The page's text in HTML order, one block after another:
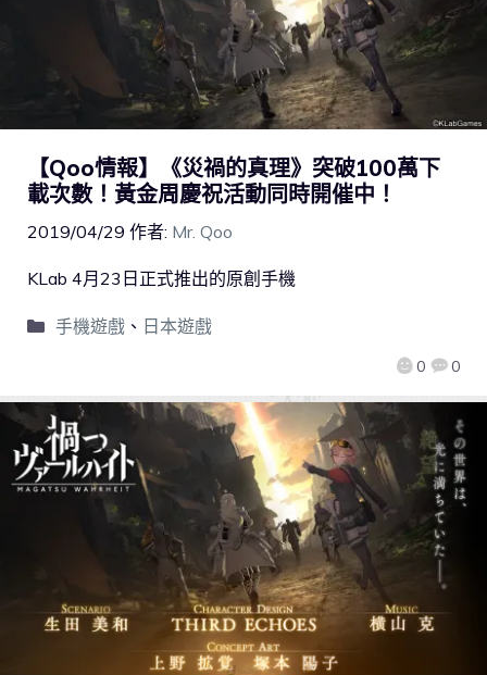
【Qoo情報】《災禍的真理》突破100萬下
載次數！黃金周慶祝活動同時開催中！
2019/04/29 作者: Mr. Qoo
0 0
KLab 4月23日正式推出的原創手機
手機遊戲、 日本遊戲